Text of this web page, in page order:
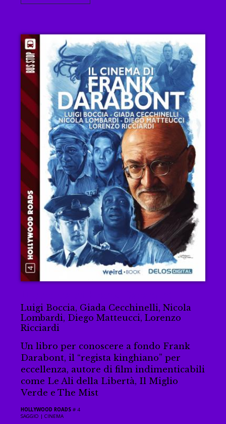
Luigi Boccia, Giada Cecchinelli, Nicola
Lombardi, Diego Matteucci, Lorenzo
Ricciardi
Un libro per conoscere a fondo Frank
Darabont, il “regista kinghiano” per
eccellenza, autore di film indimenticabili
come Le Ali della Libertà, Il Miglio
Verde e The Mist
HOLLYWOOD ROADS # 4
SAGGIO |CINEMA